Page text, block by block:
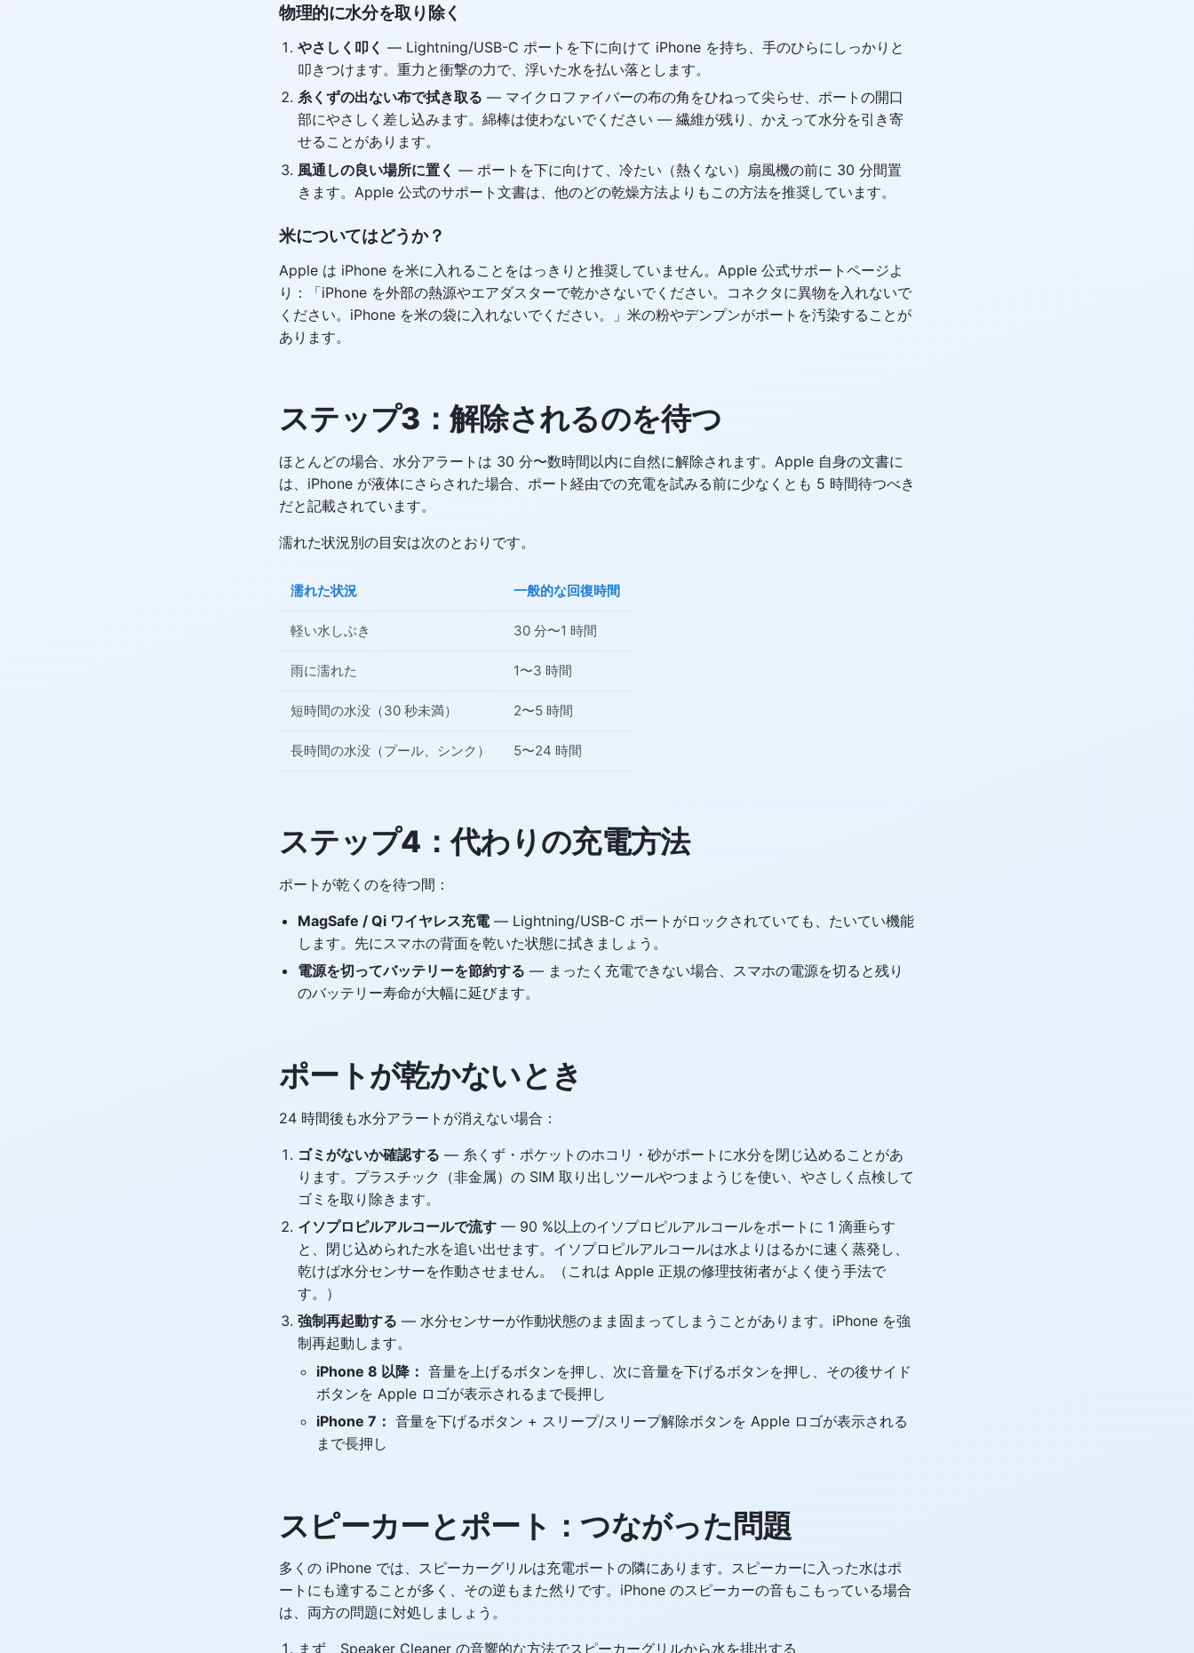
物理的に水分を取り除く
やさしく叩く — Lightning/USB-C ポートを下に向けて iPhone を持ち、手のひらにしっかりと
叩きつけます。重力と衝撃の力で、浮いた水を払い落とします。
糸くずの出ない布で拭き取る — マイクロファイバーの布の角をひねって尖らせ、ポートの開口
部にやさしく差し込みます。綿棒は使わないでください — 繊維が残り、かえって水分を引き寄
せることがあります。
風通しの良い場所に置く — ポートを下に向けて、冷たい（熱くない）扇風機の前に 30 分間置
きます。Apple 公式のサポート文書は、他のどの乾燥方法よりもこの方法を推奨しています。
米についてはどうか？
Apple は iPhone を米に入れることをはっきりと推奨していません。Apple 公式サポートページよ
り：「iPhone を外部の熱源やエアダスターで乾かさないでください。コネクタに異物を入れないで
ください。iPhone を米の袋に入れないでください。」米の粉やデンプンがポートを汚染することが
あります。
ステップ3：解除されるのを待つ
ほとんどの場合、水分アラートは 30 分〜数時間以内に自然に解除されます。Apple 自身の文書に
は、iPhone が液体にさらされた場合、ポート経由での充電を試みる前に少なくとも 5 時間待つべき
だと記載されています。
濡れた状況別の目安は次のとおりです。
濡れた状況 一般的な回復時間
軽い水しぶき 30 分〜1 時間
雨に濡れた 1〜3 時間
短時間の水没（30 秒未満） 2〜5 時間
長時間の水没（プール、シンク） 5〜24 時間
ステップ4：代わりの充電方法
ポートが乾くのを待つ間：
MagSafe / Qi ワイヤレス充電— Lightning/USB-C ポートがロックされていても、たいてい機能
します。先にスマホの背面を乾いた状態に拭きましょう。
電源を切ってバッテリーを節約する — まったく充電できない場合、スマホの電源を切ると残り
のバッテリー寿命が大幅に延びます。
ポートが乾かないとき
24 時間後も水分アラートが消えない場合：
ゴミがないか確認する — 糸くず・ポケットのホコリ・砂がポートに水分を閉じ込めることがあ
ります。プラスチック（非金属）の SIM 取り出しツールやつまようじを使い、やさしく点検して
ゴミを取り除きます。
イソプロピルアルコールで流す— 90 %以上のイソプロピルアルコールをポートに 1 滴垂らす
と、閉じ込められた水を追い出せます。イソプロピルアルコールは水よりはるかに速く蒸発し、
乾けば水分センサーを作動させません。（これは Apple 正規の修理技術者がよく使う手法で
す。）
強制再起動する — 水分センサーが作動状態のまま固まってしまうことがあります。iPhone を強
制再起動します。
iPhone 8 以降： 音量を上げるボタンを押し、次に音量を下げるボタンを押し、その後サイド
ボタンを Apple ロゴが表示されるまで長押し
iPhone 7： 音量を下げるボタン + スリープ/スリープ解除ボタンを Apple ロゴが表示される
まで長押し
スピーカーとポート：つながった問題
多くの iPhone では、スピーカーグリルは充電ポートの隣にあります。スピーカーに入った水はポ
ートにも達することが多く、その逆もまた然りです。iPhone のスピーカーの音もこもっている場合
は、両方の問題に対処しましょう。
まず、Speaker Cleaner の音響的な方法でスピーカーグリルから水を排出する